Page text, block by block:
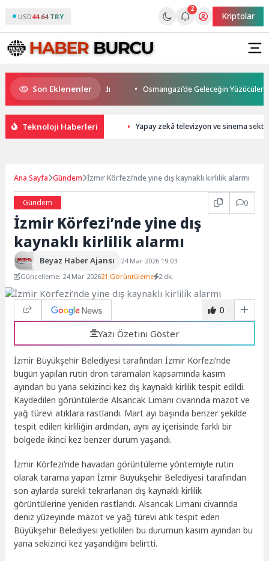
USD44.64 TRY
2
Kriptolar
Son Eklenenler
Son Yolculuğuna Uğurlandı Osmangazi’de Geleceğin Yüzücüleri
Teknoloji Haberleri Yapay zekâ televizyon ve sinema
Ana Sayfa Gündem İzmir Körfezi’nde yine dış kaynaklı kirlilik alarmı
Gündem 0
İzmir Körfezi’nde yine dış
kaynaklı kirlilik alarmı
Beyaz Haber Ajansı
24 Mar 2026 19:03
Güncelleme: 24 Mar 202621 Görüntüleme 2 dk.
0
Yazı Özetini Göster
İzmir Büyükşehir Belediyesi tarafından İzmir Körfezi’nde
bugün yapılan rutin dron taramaları kapsamında kasım
ayından bu yana sekizinci kez dış kaynaklı kirlilik tespit edildi.
Kaydedilen görüntülerde Alsancak Limanı civarında mazot ve
yağ türevi atıklara rastlandı. Mart ayı başında benzer şekilde
tespit edilen kirliliğin ardından, aynı ay içerisinde farklı bir
bölgede ikinci kez benzer durum yaşandı.
İzmir Körfezi’nde havadan görüntüleme yöntemiyle rutin
olarak tarama yapan İzmir Büyükşehir Belediyesi tarafından
son aylarda sürekli tekrarlanan dış kaynaklı kirlilik
görüntülerine yeniden rastlandı. Alsancak Limanı civarında
deniz yüzeyinde mazot ve yağ türevi atık tespit eden
Büyükşehir Belediyesi yetkilileri bu durumun kasım ayından bu
yana sekizinci kez yaşandığını belirtti.